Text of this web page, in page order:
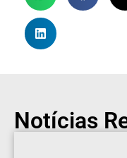
Notícias